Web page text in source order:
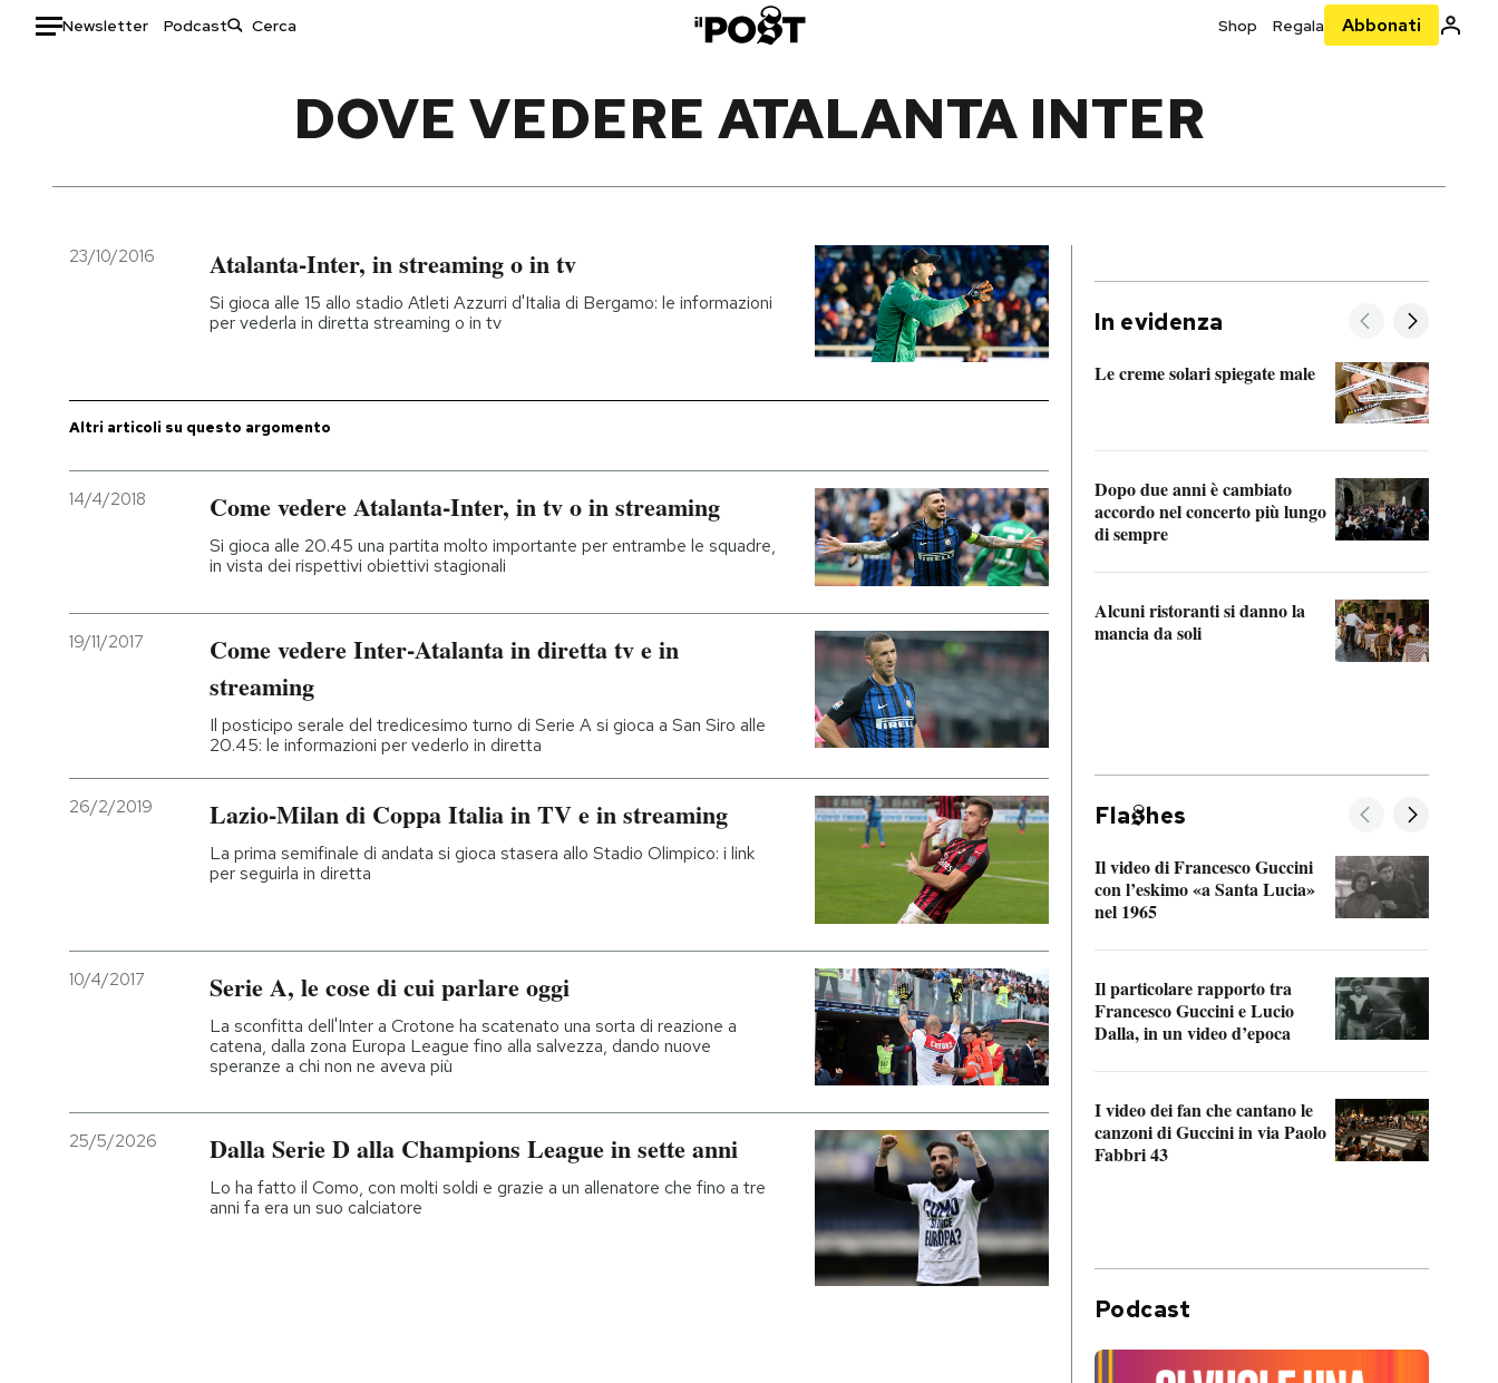
Newsletter Podcast Shop Regala Abbonati
Italia
Politica
Moda
Ok Boomer!
NEWSLETTER
I MIEI PREFERITI
Entra
DOVE VEDERE ATALANTA INTER
23/10/2016 Atalanta-Inter, in streaming o in tv
Si gioca alle 15 allo stadio Atleti Azzurri d'Italia di Bergamo: le informazioni
per vederla in diretta streaming o in tv
Altri articoli su questo argomento
14/4/2018 Come vedere Atalanta-Inter, in tv o in streaming
Si gioca alle 20.45 una partita molto importante per entrambe le squadre,
in vista dei rispettivi obiettivi stagionali
19/11/2017
Come vedere Inter-Atalanta in diretta tv e in
streaming
Il posticipo serale del tredicesimo turno di Serie A si gioca a San Siro alle
20.45: le informazioni per vederlo in diretta
26/2/2019 Lazio-Milan di Coppa Italia in TV e in streaming
La prima semifinale di andata si gioca stasera allo Stadio Olimpico: i link
per seguirla in diretta
10/4/2017 Serie A, le cose di cui parlare oggi
La sconfitta dell'Inter a Crotone ha scatenato una sorta di reazione a
catena, dalla zona Europa League fino alla salvezza, dando nuove
speranze a chi non ne aveva più
25/5/2026 Dalla Serie D alla Champions League in sette anni
Lo ha fatto il Como, con molti soldi e grazie a un allenatore che fino a tre
anni fa era un suo calciatore
In evidenza
Le creme solari spiegate male
Dopo due anni è cambiato
accordo nel concerto più lungo
di sempre
Alcuni ristoranti si danno la
mancia da soli
Fla hes
Il video di Francesco Guccini
con l’eskimo «a Santa Lucia»
nel 1965
Il particolare rapporto tra
Francesco Guccini e Lucio
Dalla, in un video d’epoca
I video dei fan che cantano le
canzoni di Guccini in via Paolo
Fabbri 43
Podcast